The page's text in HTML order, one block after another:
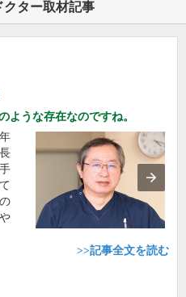
クター取材記事
うな存在なのですね。
>>記事全文を読む